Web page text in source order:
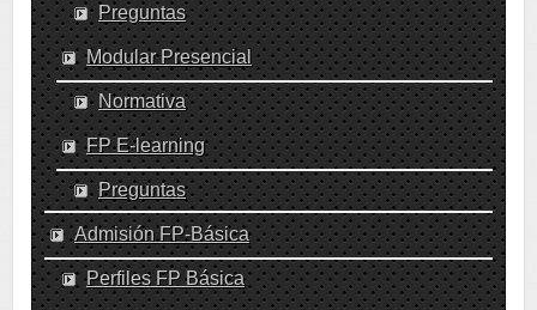
Preguntas
Modular Presencial
Normativa
FP E-learning
Preguntas
Admisión FP-Básica
Perfiles FP Básica